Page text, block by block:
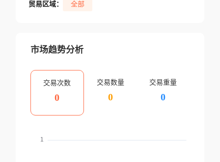
贸易区域： 全部
市场趋势分析
交易次数
0
交易数量
0
交易重量
0